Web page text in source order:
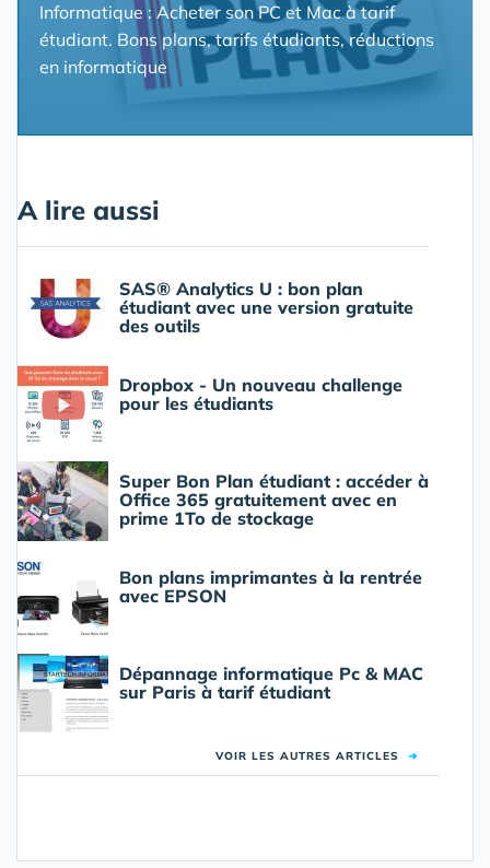
Informatique : Acheter son PC et Mac à tarif
étudiant. Bons plans, tarifs étudiants, réductions
en informatique
A lire aussi
SAS® Analytics U : bon plan
étudiant avec une version gratuite
des outils
Dropbox - Un nouveau challenge
pour les étudiants
Super Bon Plan étudiant : accéder à
Office 365 gratuitement avec en
prime 1To de stockage
Bon plans imprimantes à la rentrée
avec EPSON
Dépannage informatique Pc & MAC
sur Paris à tarif étudiant
VOIR LES AUTRES ARTICLES ➜